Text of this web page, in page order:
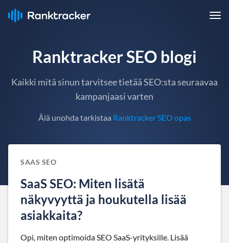
Ranktracker SEO blogi
Kaikki mitä sinun tarvitsee tietää SEO:sta seuraavaa
kampanjaasi varten
Älä unohda tarkistaa Ranktracker SEO opas
SAAS SEO
SaaS SEO: Miten lisätä
näkyvyyttä ja houkutella lisää
asiakkaita?
Opi, miten optimoida SEO SaaS-yrityksille. Lisää